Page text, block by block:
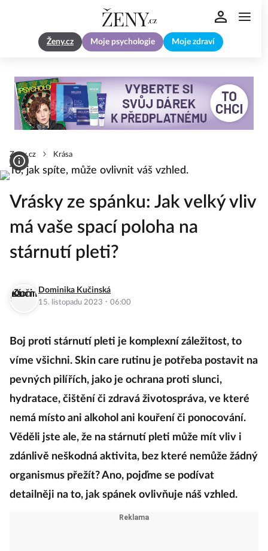
Ženy.cz Moje psychologie Moje zdraví
Zeny.cz Krása
Vrásky ze spánku: Jak velký vliv
má vaše spací poloha na
stárnutí pleti?
Dominika Kučinská
15. listopadu 2023 · 06:00
Boj proti stárnutí pleti je komplexní záležitost, to
víme všichni. Skin care rutinu je potřeba postavit na
pevných pilířích, jako je ochrana proti slunci,
hydratace, čištění či zdravá životospráva, ve které
nemá místo ani alkohol ani kouření či ponocování.
Věděli jste ale, že na stárnutí pleti může mít vliv i
zdánlivě neškodná aktivita, bez které nemůže žádný
organismus přežít? Ano, pojďme se podívat
detailněji na to, jak spánek ovlivňuje náš vzhled.